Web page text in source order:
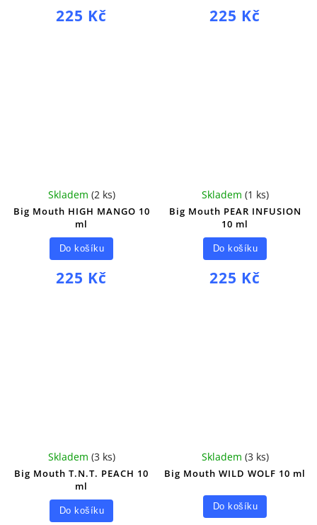
225 Kč 225 Kč
Big Mouth HIGH MANGO 10
ml
Skladem (2 ks)
225 Kč
Do košíku
Big Mouth PEAR INFUSION
10 ml
Skladem (1 ks)
225 Kč
Do košíku
Big Mouth T.N.T. PEACH 10
ml
Skladem (3 ks)
Do košíku
Big Mouth WILD WOLF 10 ml
Skladem (3 ks)
Do košíku